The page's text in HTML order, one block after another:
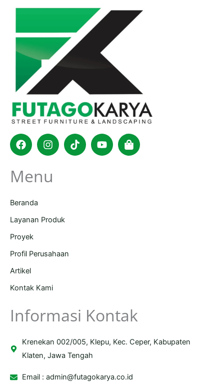
FacebookInstagram
TiktokYoutubeShopping-
bag
Menu
Beranda
Layanan Produk
Proyek
Profil Perusahaan
Artikel
Kontak Kami
Informasi Kontak
Krenekan 002/005, Klepu, Kec. Ceper, Kabupaten
Klaten, Jawa Tengah
Email :admin@futagokarya.co.id